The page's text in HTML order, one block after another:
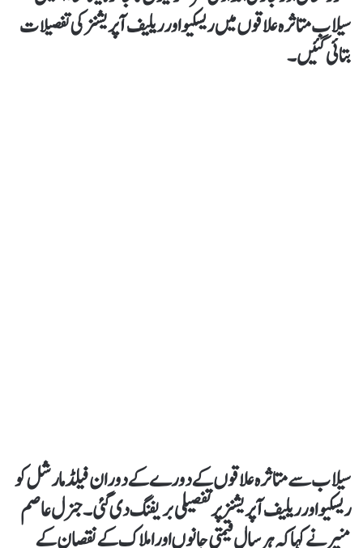
سیلاب متاثرہ علاقوں میں ریسکیو اور ریلیف آپریشنز کی تفصیلات
بتائی گئیں۔
سیلاب سے متاثرہ علاقوں کے دورے کے دوران فیلڈ مارشل کو
ریسکیو اور ریلیف آپریشنز پر تفصیلی بریفنگ دی گئی۔ جنرل عاصم
منیر نے کہاکہ ہر سال قیمتی جانوں اور املاک کے نقصان کے